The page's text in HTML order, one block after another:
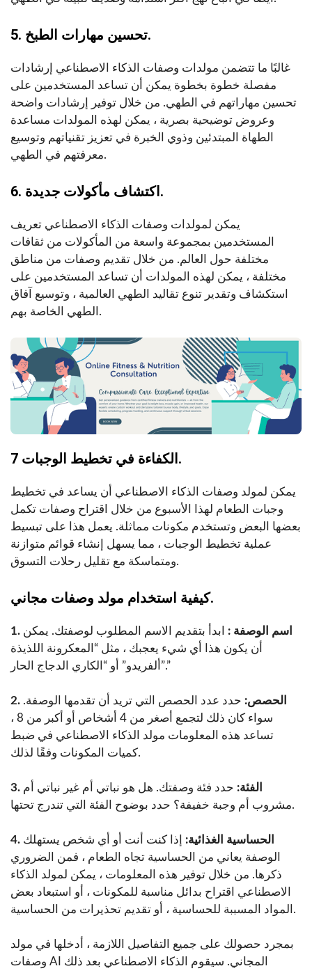
5. تحسين مهارات الطبخ.
غالبًا ما تتضمن مولدات وصفات الذكاء الاصطناعي إرشادات
مفصلة خطوة بخطوة يمكن أن تساعد المستخدمين على
تحسين مهاراتهم في الطهي. من خلال توفير إرشادات واضحة
وعروض توضيحية بصرية ، يمكن لهذه المولدات مساعدة
الطهاة المبتدئين وذوي الخبرة في تعزيز تقنياتهم وتوسيع
معرفتهم في الطهي.
6. اكتشاف مأكولات جديدة.
يمكن لمولدات وصفات الذكاء الاصطناعي تعريف
المستخدمين بمجموعة واسعة من المأكولات من ثقافات
مختلفة حول العالم. من خلال تقديم وصفات من مناطق
مختلفة ، يمكن لهذه المولدات أن تساعد المستخدمين على
استكشاف وتقدير تنوع تقاليد الطهي العالمية ، وتوسيع آفاق
الطهي الخاصة بهم.
7 الكفاءة في تخطيط الوجبات.
يمكن لمولد وصفات الذكاء الاصطناعي أن يساعد في تخطيط
وجبات الطعام لهذا الأسبوع من خلال اقتراح وصفات تكمل
بعضها البعض وتستخدم مكونات مماثلة. يعمل هذا على تبسيط
عملية تخطيط الوجبات ، مما يسهل إنشاء قوائم متوازنة
ومتماسكة مع تقليل رحلات التسوق.
كيفية استخدام مولد وصفات مجاني.
1. اسم الوصفة :
ابدأ بتقديم الاسم المطلوب لوصفتك. يمكن
أن يكون هذا أي شيء يعجبك ، مثل “المعكرونة اللذيذة
ألفريدو” أو “الكاري الدجاج الحار”.”
2. الحصص: حدد عدد الحصص التي تريد أن تقدمها الوصفة.
سواء كان ذلك لتجمع أصغر من 4 أشخاص أو أكبر من 8 ،
تساعد هذه المعلومات مولد الذكاء الاصطناعي في ضبط
كميات المكونات وفقًا لذلك.
3. الفئة: حدد فئة وصفتك. هل هو نباتي أم غير نباتي أم
مشروب أم وجبة خفيفة؟ حدد بوضوح الفئة التي تندرج تحتها.
4. الحساسية الغذائية:
إذا كنت أنت أو أي شخص يستهلك
الوصفة يعاني من الحساسية تجاه الطعام ، فمن الضروري
ذكرها. من خلال توفير هذه المعلومات ، يمكن لمولد الذكاء
الاصطناعي اقتراح بدائل مناسبة للمكونات ، أو استبعاد بعض
المواد المسببة للحساسية ، أو تقديم تحذيرات من الحساسية.
بمجرد حصولك على جميع التفاصيل اللازمة ، أدخلها في مولد
وصفات AI المجاني. سيقوم الذكاء الاصطناعي بعد ذلك